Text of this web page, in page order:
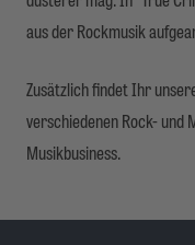
aus der Rockmusik
Zusätzlich findet Ihr
verschiedenen Rock- und
Musikbusiness.